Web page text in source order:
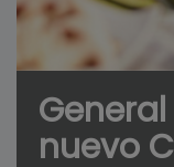
nuevo